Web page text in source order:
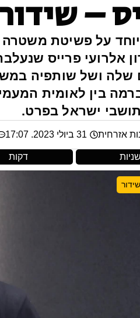
–
על פשיטת משטרה
אלרועי פרייס
ושל שותפיה
בין לאומית
ישראל בפרט.
אזרחית 31 ביולי 2023. 17:07
דקות שניות